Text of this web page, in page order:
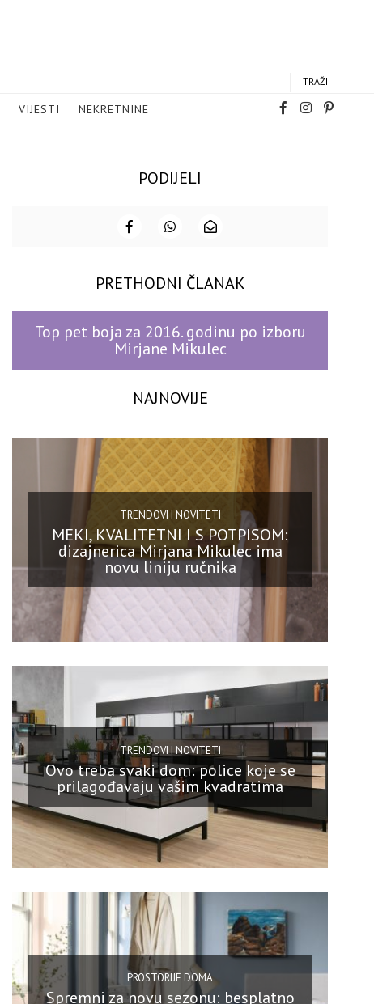
TRAŽI
VIJESTI NEKRETNINE
PODIJELI
PRETHODNI ČLANAK
Top pet boja za 2016. godinu po izboru
Mirjane Mikulec
NAJNOVIJE
TRENDOVI I NOVITETI
MEKI, KVALITETNI I S POTPISOM:
dizajnerica Mirjana Mikulec ima
novu liniju ručnika
TRENDOVI I NOVITETI
Ovo treba svaki dom: police koje se
prilagođavaju vašim kvadratima
PROSTORIJE DOMA
Spremni za novu sezonu: besplatno